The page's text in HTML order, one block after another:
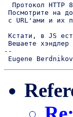
Протокол HTTP
Посмотрите на
с URL'ами и их
Кстати, в JS
Вешаете
--